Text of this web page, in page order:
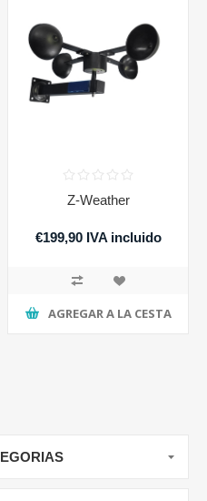
Z-Weather
€199,90 IVA incluido
AGREGAR A LA CESTA